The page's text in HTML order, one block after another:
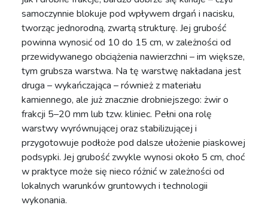
samoczynnie blokuje pod wpływem drgań i nacisku,
tworząc jednorodną, zwartą strukturę. Jej grubość
powinna wynosić od 10 do 15 cm, w zależności od
przewidywanego obciążenia nawierzchni – im większe,
tym grubsza warstwa. Na tę warstwę nakładana jest
druga – wykańczająca – również z materiału
kamiennego, ale już znacznie drobniejszego: żwir o
frakcji 5–20 mm lub tzw. kliniec. Pełni ona rolę
warstwy wyrównującej oraz stabilizującej i
przygotowuje podłoże pod dalsze ułożenie piaskowej
podsypki. Jej grubość zwykle wynosi około 5 cm, choć
w praktyce może się nieco różnić w zależności od
lokalnych warunków gruntowych i technologii
wykonania.